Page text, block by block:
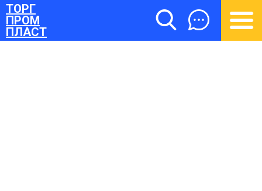
ТОРГ
ПРОМ
ПЛАСТ